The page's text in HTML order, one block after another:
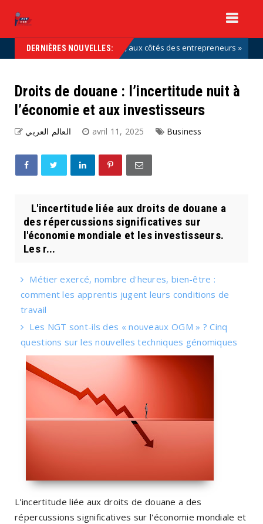
DERNIÈRES NOUVELLES:
font partie de la solution, aux côtés des entrepreneurs »
Droits de douane : l’incertitude nuit à
l’économie et aux investisseurs
العالم العربي avril 11, 2025 Business
​ L'incertitude liée aux droits de douane a
des répercussions significatives sur
l'économie mondiale et les investisseurs.
Les r...
Métier exercé, nombre d'heures, bien-être :
comment les apprentis jugent leurs conditions de
travail
Les NGT sont-ils des « nouveaux OGM » ? Cinq
questions sur les nouvelles techniques génomiques
L'incertitude liée aux droits de douane a des
répercussions significatives sur l'économie mondiale et